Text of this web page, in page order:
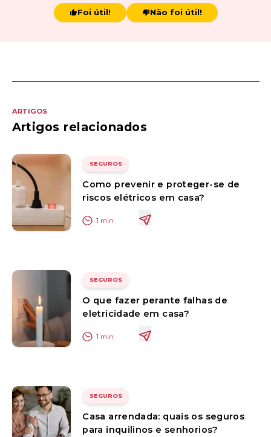
Foi útil! Não foi útil!
ARTIGOS
Artigos relacionados
SEGUROS
Como prevenir e proteger-se de
riscos elétricos em casa?
1 min
SEGUROS
O que fazer perante falhas de
eletricidade em casa?
1 min
SEGUROS
Casa arrendada: quais os seguros
para inquilinos e senhorios?